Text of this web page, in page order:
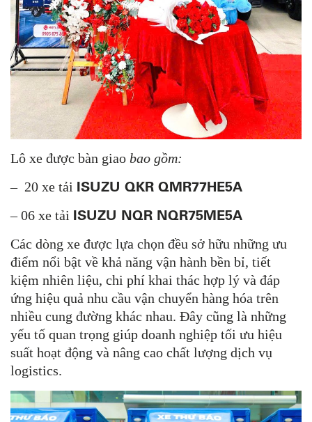
Lô xe được bàn giao bao gồm:
– 20 xe tải ISUZU QKR QMR77HE5A
– 06 xe tải ISUZU NQR NQR75ME5A
Các dòng xe được lựa chọn đều sở hữu những ưu
điểm nổi bật về khả năng vận hành bền bỉ, tiết
kiệm nhiên liệu, chi phí khai thác hợp lý và đáp
ứng hiệu quả nhu cầu vận chuyển hàng hóa trên
nhiều cung đường khác nhau. Đây cũng là những
yếu tố quan trọng giúp doanh nghiệp tối ưu hiệu
suất hoạt động và nâng cao chất lượng dịch vụ
logistics.